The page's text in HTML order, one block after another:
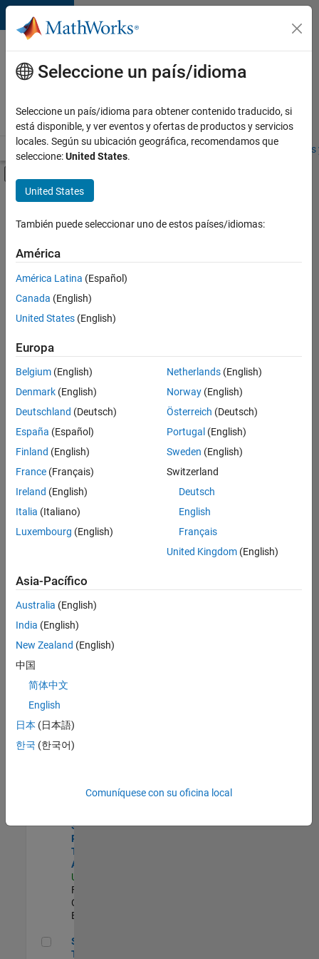
Saltar al contenido
Ofertas
de
empleo
MathWorks
Visión general Búsqueda de empleo Oficinas locales
Contenido principal
FILTRADO POR
Finance and Operations
Legal
Ordenar por
Guardar
empleos
seleccionados
No se
han
traducido
todos
los
empleos.
Busque
por
ubicación
todos
empleos
en su
zona.
Director, Software Pricing and Licensing Strategy
Licensing
US-MA-Natick
Experimentado
Sourcing &
Procurement
Technology
Analyst
US-MA-Natick
Finance and
Operations |
Experimentado
Senior Global Trade Compliance Analyst
Senior Global
Trade
Seleccione un país/idioma
Seleccione un país/idioma para obtener contenido traducido, si
está disponible, y ver eventos y ofertas de productos y servicios
locales. Según su ubicación geográfica, recomendamos que
seleccione:United States.
United States
También puede seleccionar uno de estos países/idiomas:
América
América Latina (Español)
Canada (English)
United States (English)
Europa
Belgium (English)
Denmark (English)
Deutschland (Deutsch)
España (Español)
Finland (English)
France (Français)
Ireland (English)
Italia (Italiano)
Luxembourg (English)
Netherlands(English)
Norway(English)
Österreich (Deutsch)
Portugal (English)
Sweden (English)
Switzerland
Deutsch
English
Français
United Kingdom(English)
Asia-Pacífico
Australia (English)
India (English)
New Zealand (English)
中国
简体中文
English
日本 (日本語)
한국 (한국어)
Comuníquese con su oficina local